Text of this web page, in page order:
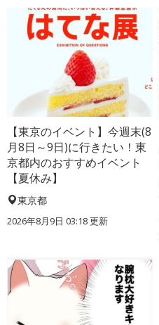
【東京のイベント】今週末(8
月8日～9日)に行きたい！東
京都内のおすすめイベント
【夏休み】
東京都
2026年8月9日 03:18更新